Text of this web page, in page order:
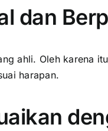
dan
ahli. Oleh karena
harapan.